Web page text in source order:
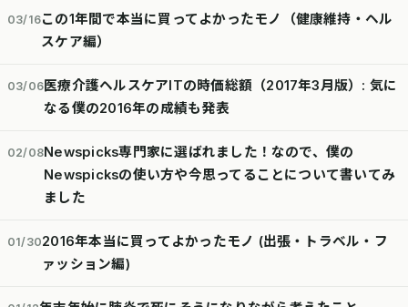
03/16この1年間で本当に買ってよかったモノ（健康維持・ヘル
スケア編）
03/06医療介護ヘルスケアITの時価総額（2017年3月版）: 気に
なる僕の2016年の成績も発表
02/08Newspicks専門家に選ばれました！なので、僕の
Newspicksの使い方や今思ってることについて書いてみ
ました
01/302016年本当に買ってよかったモノ (出張・トラベル・フ
ァッション編)